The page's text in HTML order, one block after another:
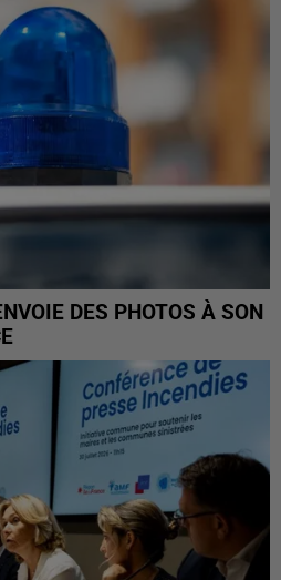
DES PHOTOS À SON